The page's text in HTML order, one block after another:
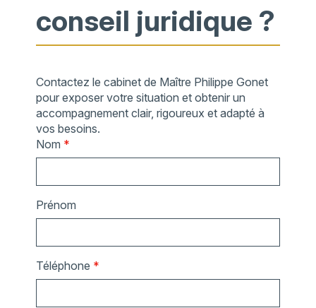
conseil juridique ?
Contactez le cabinet de Maître Philippe Gonet
pour exposer votre situation et obtenir un
accompagnement clair, rigoureux et adapté à
vos besoins.
Nom *
Prénom
Téléphone *